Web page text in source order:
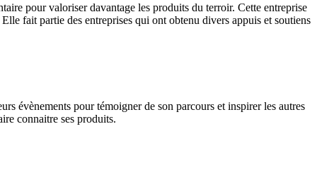
pour valoriser davantage les produits du terroir. Cette entreprise
fait partie des entreprises qui ont obtenu divers appuis et soutiens
évènements pour témoigner de son parcours et inspirer les autres
connaitre ses produits.